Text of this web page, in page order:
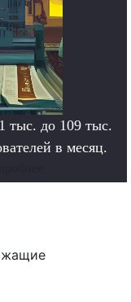
тыс. до 109 тыс.
в месяц.